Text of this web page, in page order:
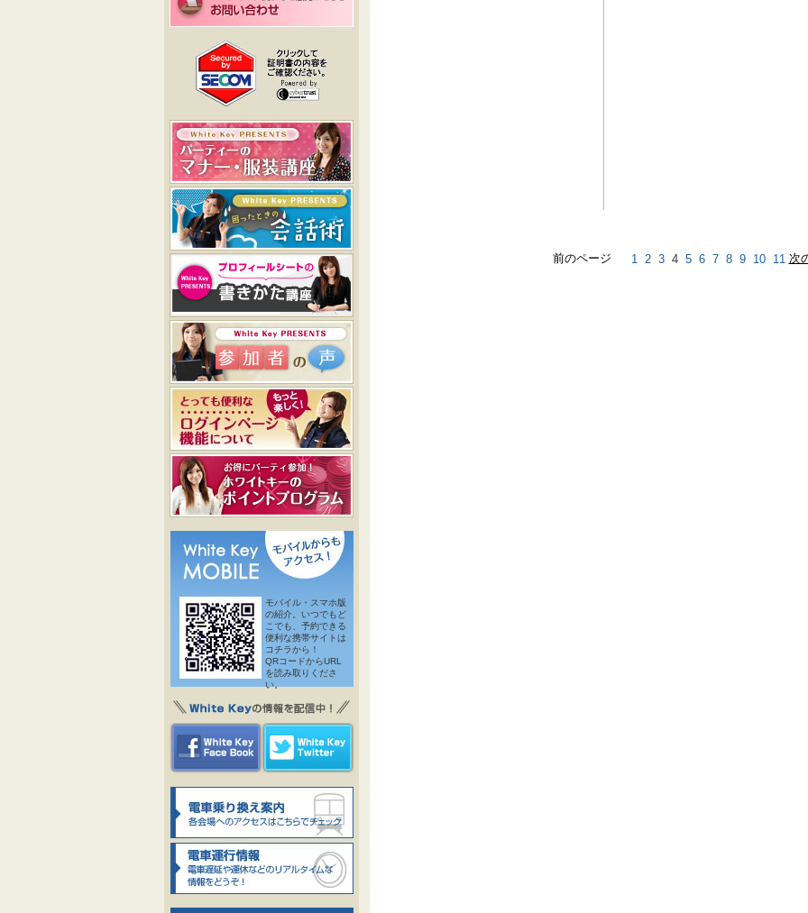
モバイル・スマホ版
の紹介。いつでもど
こでも、予約できる
便利な携帯サイトは
コチラから！
QRコードからURL
を読み取りくださ
い。
前のページ 1 2 3 4 5 6 7 8 9 10 11 次